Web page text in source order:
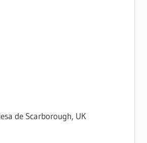
de Scarborough, UK